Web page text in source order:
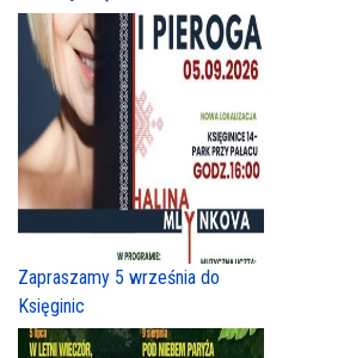
Zapraszamy 5 września do
Księginic